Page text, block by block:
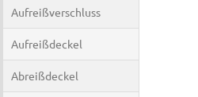
Aufreißverschluss
Aufreißdeckel
Abreißdeckel